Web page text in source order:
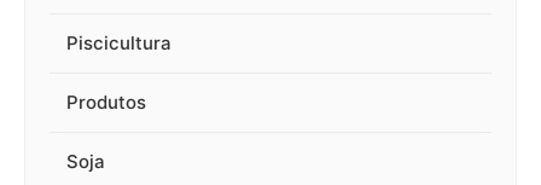
Piscicultura
Produtos
Soja